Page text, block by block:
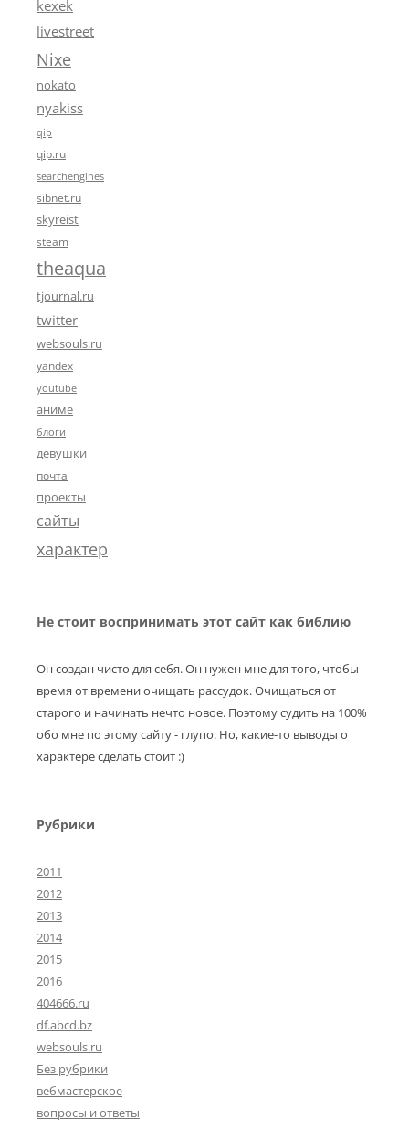
kexek
livestreet
Nixe
nokato
nyakiss
qip
qip.ru
searchengines
sibnet.ru
skyreist
steam
theaqua
tjournal.ru
twitter
websouls.ru
yandex
youtube
аниме
блоги
девушки
почта
проекты
сайты
характер
Не стоит воспринимать этот сайт как библию
Он создан чисто для себя. Он нужен мне для того, чтобы
время от времени очищать рассудок. Очищаться от
старого и начинать нечто новое. Поэтому судить на 100%
обо мне по этому сайту - глупо. Но, какие-то выводы о
характере сделать стоит :)
Рубрики
2011
2012
2013
2014
2015
2016
404666.ru
df.abcd.bz
websouls.ru
Без рубрики
вебмастерское
вопросы и ответы